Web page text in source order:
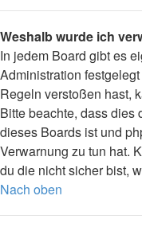
Weshalb wurde ich
In jedem Board gibt es
Administration
Regeln verstoßen hast,
Bitte beachte, dass dies
dieses Boards ist und
Verwarnung zu tun hat.
du die nicht sicher bist,
Nach oben